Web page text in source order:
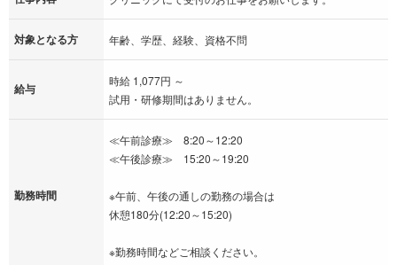
た場合もお互いに助け合いながら仕事をしています。それぞれ
の職種の垣根を越えて仲が良く、院内全体でのチームワークも
抜群です！無理なく働けるので長く勤めているスタッフばかり
です。ブランクのある方や、経験の浅い方でも優しく丁寧に指
導しますので安心してください！
◎子育てや家事で忙しく時間が無いので、多くは勤務できな
◎扶養内範囲で3～4日で勤務したい。
対象となる方 年齢、学歴、経験、資格不問
給与
時給 1,077円 ～
試用・研修期間はありません。
勤務時間
≪午前診療≫ 8:20～12:20
≪午後診療≫ 15:20～19:20
※午前、午後の通しの勤務の場合は
休憩180分(12:20～15:20)
※勤務時間などご相談ください。